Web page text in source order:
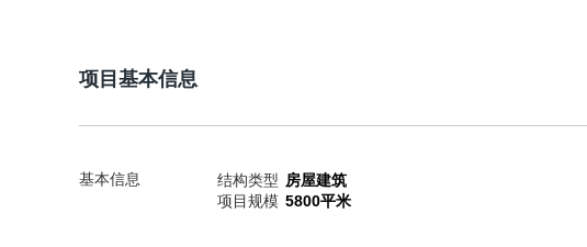
项目基本信息
基本信息 结构类型 房屋建筑
项目规模 5800平米